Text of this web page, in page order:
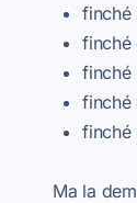
finché
finché
finché
finché
finché
Ma la